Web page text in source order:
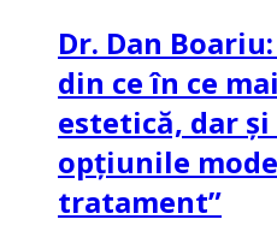
Dr. Dan
din ce în ce
estetică, dar
opțiunile
tratament”